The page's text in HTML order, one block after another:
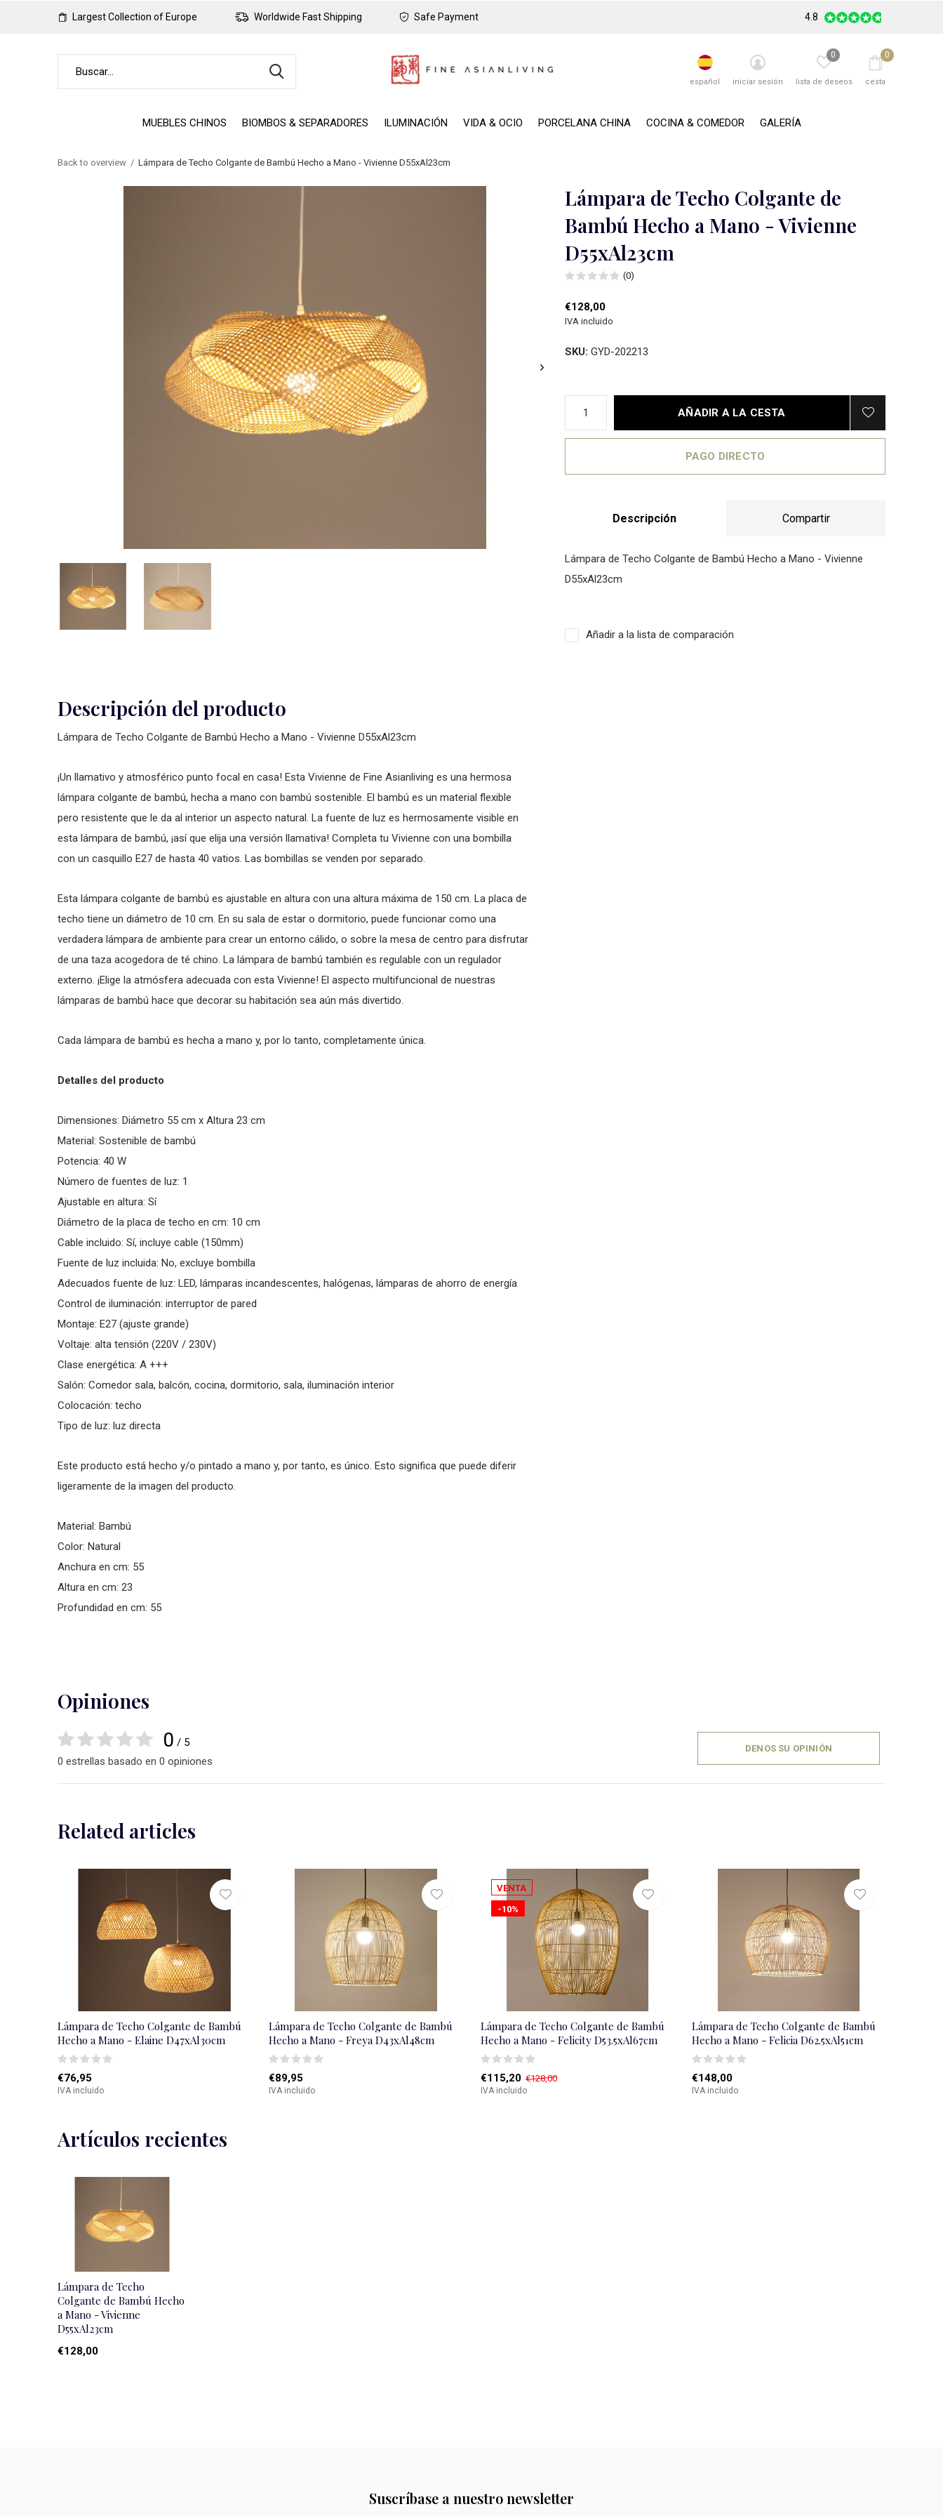
MUEBLES CHINOS BIOMBOS & SEPARADORES ILUMINACIÓN VIDA & OCIO PORCELANA CHINA COCINA & COMEDOR GALERÍA
español iniciar sesión lista de deseos
0
cesta
0
Largest Collection of Europe Worldwide Fast Shipping Safe Payment 4.8
Back to overview Lámpara de Techo Colgante de Bambú Hecho a Mano - Vivienne D55xAl23cm
Lámpara de Techo Colgante de
Bambú Hecho a Mano - Vivienne
D55xAl23cm
(0)
€128,00
IVA incluido
SKU: GYD-202213
AÑADIR A LA CESTA
PAGO DIRECTO
Descripción Compartir
Lámpara de Techo Colgante de Bambú Hecho a Mano - Vivienne
D55xAl23cm
Añadir a la lista de comparación
Descripción del producto
Lámpara de Techo Colgante de Bambú Hecho a Mano - Vivienne D55xAl23cm
¡Un llamativo y atmosférico punto focal en casa! Esta Vivienne de Fine Asianliving es una hermosa
lámpara colgante de bambú, hecha a mano con bambú sostenible. El bambú es un material flexible
pero resistente que le da al interior un aspecto natural. La fuente de luz es hermosamente visible en
esta lámpara de bambú, ¡así que elija una versión llamativa! Completa tu Vivienne con una bombilla
con un casquillo E27 de hasta 40 vatios. Las bombillas se venden por separado.
Esta lámpara colgante de bambú es ajustable en altura con una altura máxima de 150 cm. La placa de
techo tiene un diámetro de 10 cm. En su sala de estar o dormitorio, puede funcionar como una
verdadera lámpara de ambiente para crear un entorno cálido, o sobre la mesa de centro para disfrutar
de una taza acogedora de té chino. La lámpara de bambú también es regulable con un regulador
externo. ¡Elige la atmósfera adecuada con esta Vivienne! El aspecto multifuncional de nuestras
lámparas de bambú hace que decorar su habitación sea aún más divertido.
Cada lámpara de bambú es hecha a mano y, por lo tanto, completamente única.
Detalles del producto
Dimensiones: Diámetro 55 cm x Altura 23 cm
Material: Sostenible de bambú
Potencia: 40 W
Número de fuentes de luz: 1
Ajustable en altura: Sí­
Diámetro de la placa de techo en cm: 10 cm
Cable incluido: Sí­, incluye cable (150mm)
Fuente de luz incluida: No, excluye bombilla
Adecuados fuente de luz: LED, lámparas incandescentes, halógenas, lámparas de ahorro de energía
Control de iluminación: interruptor de pared
Montaje: E27 (ajuste grande)
Voltaje: alta tensión (220V / 230V)
Clase energética: A +++
Salón: Comedor sala, balcón, cocina, dormitorio, sala, iluminación interior
Colocación: techo
Tipo de luz: luz directa
Este producto está hecho y/o pintado a mano y, por tanto, es único. Esto significa que puede diferir
ligeramente de la imagen del producto.
Material: Bambú
Color: Natural
Anchura en cm: 55
Altura en cm: 23
Profundidad en cm: 55
Opiniones
0 / 5
0 estrellas basado en 0 opiniones
DENOS SU OPINIÓN
Related articles
Lámpara de Techo Colgante de Bambú
Hecho a Mano - Elaine D47xAl30cm
€76,95
IVA incluido
Lámpara de Techo Colgante de Bambú
Hecho a Mano - Freya D43xAl48cm
€89,95
IVA incluido
VENTA
-10%
Lámpara de Techo Colgante de Bambú
Hecho a Mano - Felicity D53.5xAl67cm
€115,20 €128,00
IVA incluido
Lámpara de Techo Colgante de Bambú
Hecho a Mano - Felicia D62.5xAl51cm
€148,00
IVA incluido
Artículos recientes
Lámpara de Techo
Colgante de Bambú Hecho
a Mano - Vivienne
D55xAl23cm
€128,00
Suscríbase a nuestro newsletter